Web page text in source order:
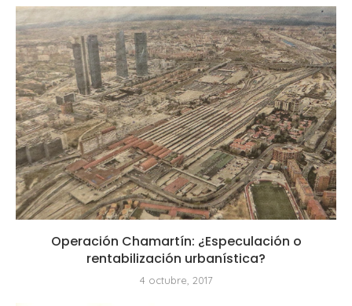
Operación Chamartín: ¿Especulación o
rentabilización urbanística?
4 octubre, 2017